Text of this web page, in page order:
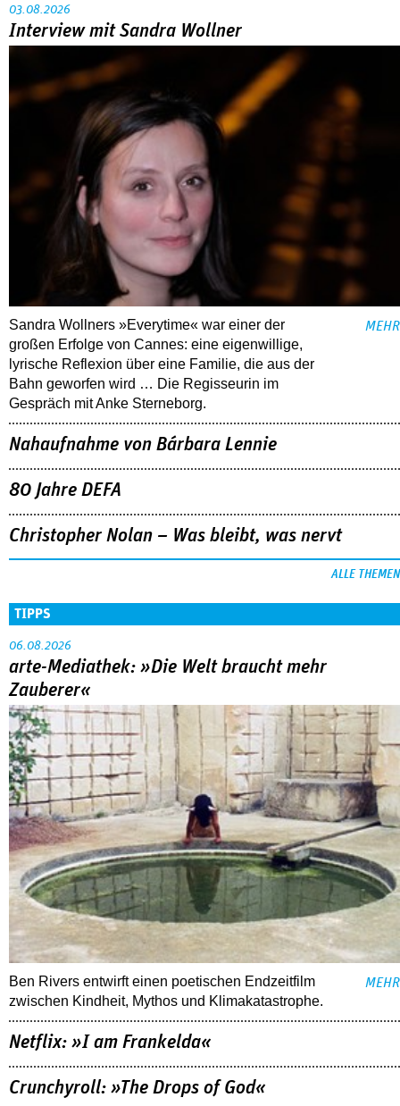
03.08.2026
Interview mit Sandra Wollner
Sandra Wollners »Everytime« war einer der
großen Erfolge von Cannes: eine eigenwillige,
lyrische Reflexion über eine ­Familie, die aus der
Bahn geworfen wird … Die Regisseurin im
Gespräch mit Anke Sterneborg.
MEHR
Nahaufnahme von Bárbara Lennie
80 Jahre DEFA
Christopher Nolan – Was bleibt, was nervt
ALLE THEMEN
TIPPS
06.08.2026
arte-Mediathek: »Die Welt braucht mehr
Zauberer«
Ben Rivers entwirft einen poetischen Endzeitfilm
zwischen Kindheit, Mythos und Klimakatastrophe.
MEHR
Netflix: »I am Frankelda«
Crunchyroll: »The Drops of God«